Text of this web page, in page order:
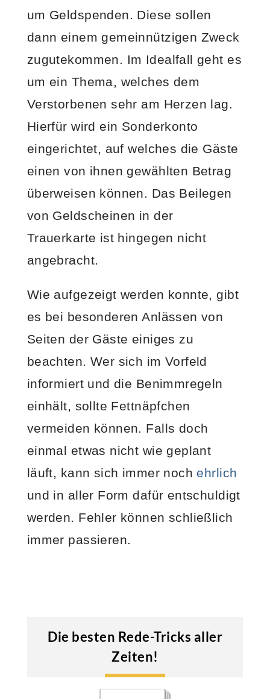
um Geldspenden. Diese sollen
dann einem gemeinnützigen Zweck
zugutekommen. Im Idealfall geht es
um ein Thema, welches dem
Verstorbenen sehr am Herzen lag.
Hierfür wird ein Sonderkonto
eingerichtet, auf welches die Gäste
einen von ihnen gewählten Betrag
überweisen können. Das Beilegen
von Geldscheinen in der
Trauerkarte ist hingegen nicht
angebracht.
Wie aufgezeigt werden konnte, gibt
es bei besonderen Anlässen von
Seiten der Gäste einiges zu
beachten. Wer sich im Vorfeld
informiert und die Benimmregeln
einhält, sollte Fettnäpfchen
vermeiden können. Falls doch
einmal etwas nicht wie geplant
läuft, kann sich immer noch ehrlich
und in aller Form dafür entschuldigt
werden. Fehler können schließlich
immer passieren.